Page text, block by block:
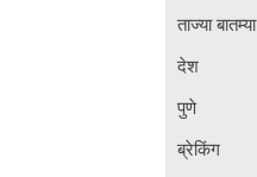
ताज्या बातम्या
देश
पुणे
ब्रेकिंग